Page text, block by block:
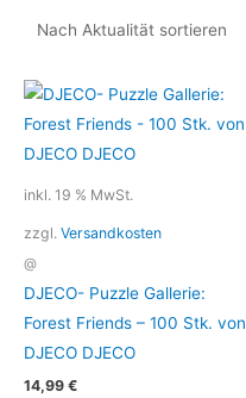
inkl. 19 % MwSt.
zzgl. Versandkosten
@
DJECO- Puzzle Gallerie:
Forest Friends – 100 Stk. von
DJECO DJECO
14,99 €